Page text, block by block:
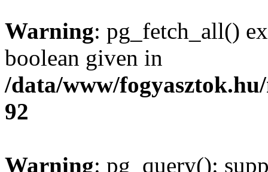
Warning: pg_fetch_all()
boolean given in
/data/www/
92
Warning: pg_query():